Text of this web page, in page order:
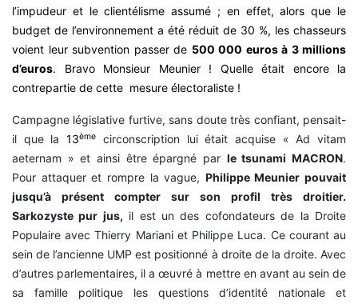
l’impudeur et le clientélisme assumé ; en effet, alors que le
budget de l’environnement a été réduit de 30 %, les chasseurs
voient leur subvention passer de 500 000 euros à 3 millions
d’euros. Bravo Monsieur Meunier ! Quelle était encore la
contrepartie de cette mesure électoraliste !
Campagne législative furtive, sans doute très confiant, pensait-
il que la13ème
circonscription lui était acquise « Ad vitam
aeternam » et ainsi être épargné par le tsunami MACRON.
Pour attaquer et rompre la vague, Philippe Meunier pouvait
jusqu’à présent compter sur son profil très droitier.
Sarkozyste pur jus, il est un des cofondateurs de la Droite
Populaire avec Thierry Mariani et Philippe Luca. Ce courant au
sein de l’ancienne UMP est positionné à droite de la droite. Avec
d’autres parlementaires, il a œuvré à mettre en avant au sein de
sa famille politique les questions d’identité nationale et